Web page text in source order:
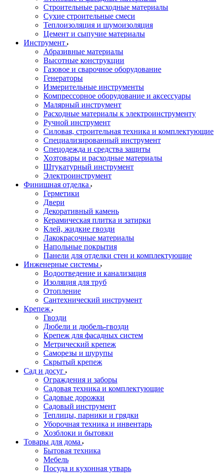
Строительные расходные материалы
Сухие строительные смеси
Теплоизоляция и шумоизоляция
Цемент и сыпучие материалы
Инструмент
Абразивные материалы
Высотные конструкции
Газовое и сварочное оборудование
Генераторы
Измерительные инструменты
Компрессорное оборудование и аксессуары
Малярный инструмент
Расходные материалы к электроинструменту
Ручной инструмент
Силовая, строительная техника и комплектующие
Специализированный инструмент
Спецодежда и средства защиты
Хозтовары и расходные материалы
Штукатурный инструмент
Электроинструмент
Финишная отделка
Герметики
Двери
Декоративный камень
Керамическая плитка и затирки
Клей, жидкие гвозди
Лакокрасочные материалы
Напольные покрытия
Панели для отделки стен и комплектующие
Инженерные системы
Водоотведение и канализация
Изоляция для труб
Отопление
Сантехнический инструмент
Крепеж
Гвозди
Дюбели и дюбель-гвозди
Крепеж для фасадных систем
Метрический крепеж
Саморезы и шурупы
Скрытый крепеж
Сад и досуг
Ограждения и заборы
Садовая техника и комплектующие
Садовые дорожки
Садовый инструмент
Теплицы, парники и грядки
Уборочная техника и инвентарь
Хозблоки и бытовки
Товары для дома
Бытовая техника
Мебель
Посуда и кухонная утварь